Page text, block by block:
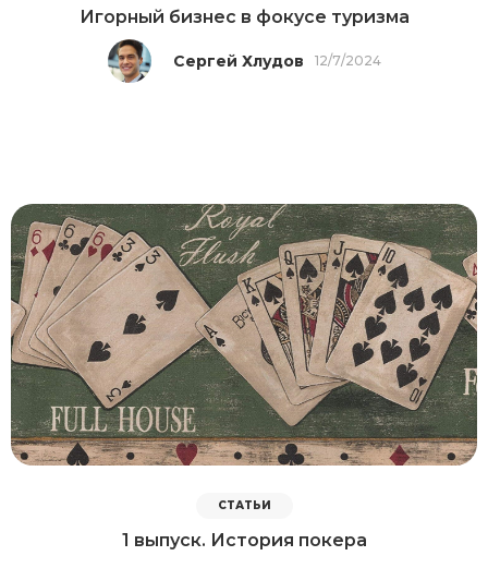
Игорный бизнес в фокусе туризма
12/7/2024
Сергей Хлудов
СТАТЬИ
1 выпуск. История покера